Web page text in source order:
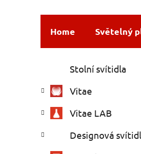
Home Světelný
s
r
n
kategorie
e
o
i
Stolní svítidla
Vitae
Vitae LAB
Designová